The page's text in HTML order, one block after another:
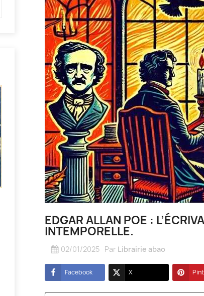
EDGAR ALLAN POE :
INTEMPORELLE.
02/01/2025 Par Librairie abao
Facebook X